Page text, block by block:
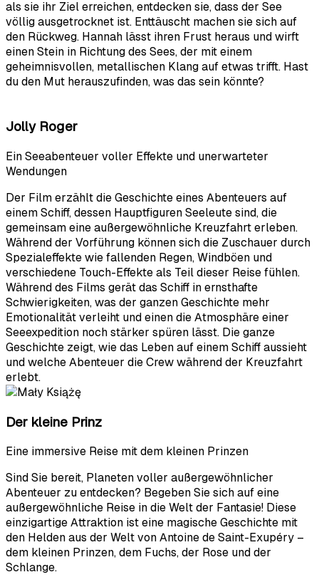
als sie ihr Ziel erreichen, entdecken sie, dass der See
völlig ausgetrocknet ist. Enttäuscht machen sie sich auf
den Rückweg. Hannah lässt ihren Frust heraus und wirft
einen Stein in Richtung des Sees, der mit einem
geheimnisvollen, metallischen Klang auf etwas trifft. Hast
du den Mut herauszufinden, was das sein könnte?
Jolly Roger
Ein Seeabenteuer voller Effekte und unerwarteter
Wendungen
Der Film erzählt die Geschichte eines Abenteuers auf
einem Schiff, dessen Hauptfiguren Seeleute sind, die
gemeinsam eine außergewöhnliche Kreuzfahrt erleben.
Während der Vorführung können sich die Zuschauer durch
Spezialeffekte wie fallenden Regen, Windböen und
verschiedene Touch-Effekte als Teil dieser Reise fühlen.
Während des Films gerät das Schiff in ernsthafte
Schwierigkeiten, was der ganzen Geschichte mehr
Emotionalität verleiht und einen die Atmosphäre einer
Seeexpedition noch stärker spüren lässt. Die ganze
Geschichte zeigt, wie das Leben auf einem Schiff aussieht
und welche Abenteuer die Crew während der Kreuzfahrt
erlebt.
Der kleine Prinz
Eine immersive Reise mit dem kleinen Prinzen
Sind Sie bereit, Planeten voller außergewöhnlicher
Abenteuer zu entdecken? Begeben Sie sich auf eine
außergewöhnliche Reise in die Welt der Fantasie! Diese
einzigartige Attraktion ist eine magische Geschichte mit
den Helden aus der Welt von Antoine de Saint-Exupéry –
dem kleinen Prinzen, dem Fuchs, der Rose und der
Schlange.